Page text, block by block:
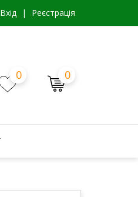
Вхiд | Реєстрація
0 0